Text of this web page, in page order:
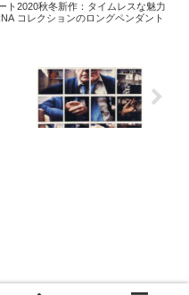
ト2020秋冬新作：タイムレスな魅力
コレクションのロングペンダント